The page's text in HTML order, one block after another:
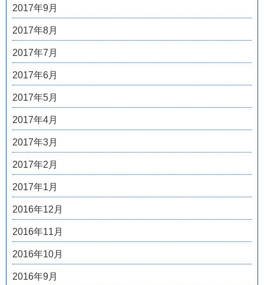
2017年9月
2017年8月
2017年7月
2017年6月
2017年5月
2017年4月
2017年3月
2017年2月
2017年1月
2016年12月
2016年11月
2016年10月
2016年9月